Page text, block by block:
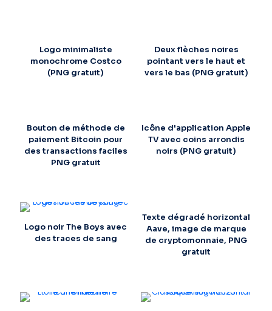
Logo minimaliste
monochrome Costco
(PNG gratuit)
Deux flèches noires
pointant vers le haut et
vers le bas (PNG gratuit)
Bouton de méthode de
paiement Bitcoin pour
des transactions faciles
PNG gratuit
Icône d'application Apple
TV avec coins arrondis
noirs (PNG gratuit)
Logo noir The Boys avec
des traces de sang
Texte dégradé horizontal
Aave, image de marque
de cryptomonnaie, PNG
gratuit